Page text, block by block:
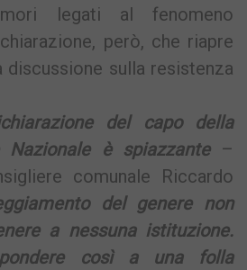
legati al fenomeno
però, che riapre
sulla resistenza
del capo della
Nazionale è spiazzante–
comunale Riccardo
del genere non
a nessuna istituzione.
così a una folla